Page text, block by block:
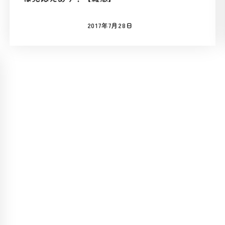
投稿日
2017年7月28日